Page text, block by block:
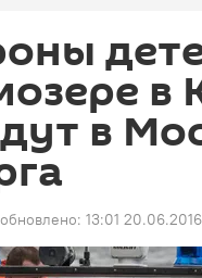
в
в
13:01 20.06.2016